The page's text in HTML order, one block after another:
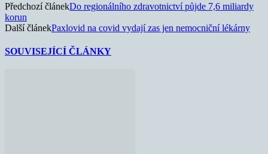
Předchozí článekDo regionálního zdravotnictví půjde 7,6 miliardy
korun
Další článekPaxlovid na covid vydají zas jen nemocniční lékárny
SOUVISEJÍCÍ ČLÁNKY